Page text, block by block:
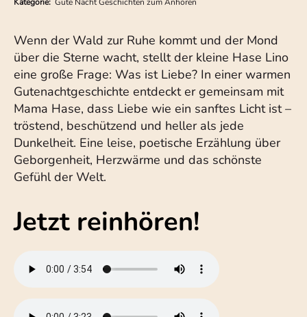
Wenn der Wald zur Ruhe kommt und der Mond
über die Sterne wacht, stellt der kleine Hase Lino
eine große Frage: Was ist Liebe? In einer warmen
Gutenachtgeschichte entdeckt er gemeinsam mit
Mama Hase, dass Liebe wie ein sanftes Licht ist –
tröstend, beschützend und heller als jede
Dunkelheit. Eine leise, poetische Erzählung über
Geborgenheit, Herzwärme und das schönste
Gefühl der Welt.
Jetzt reinhören!